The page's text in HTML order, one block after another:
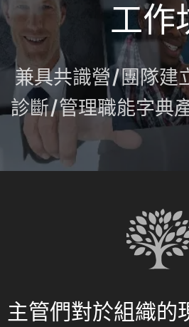
工作
兼具共識營/團隊建
診斷/管理職能字典
主管們對於組織的